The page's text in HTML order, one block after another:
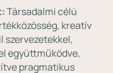
Társadalmi célú
kreatív
szervezetekkel,
együttműködve,
pragmatikus